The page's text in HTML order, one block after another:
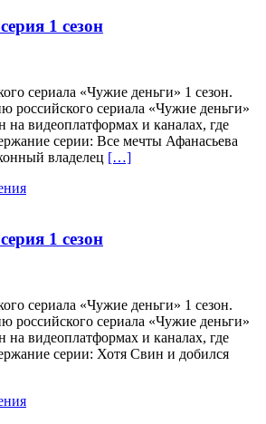
1 сезон
сериала «Чужие деньги» 1 сезон.
российского сериала «Чужие деньги»
на видеоплатформах и каналах, где
серии: Все мечты Афанасьева
владелец […]
1 сезон
сериала «Чужие деньги» 1 сезон.
российского сериала «Чужие деньги»
на видеоплатформах и каналах, где
серии: Хотя Свин и добился